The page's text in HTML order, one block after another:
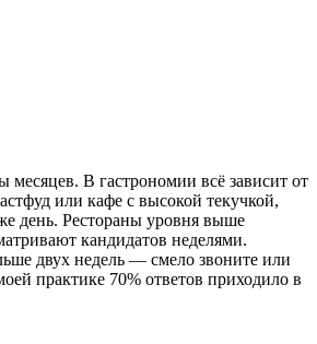
месяцев. В гастрономии всё зависит от
или кафе с высокой текучкой,
день. Рестораны уровня выше
кандидатов неделями.
двух недель — смело звоните или
практике 70% ответов приходило в